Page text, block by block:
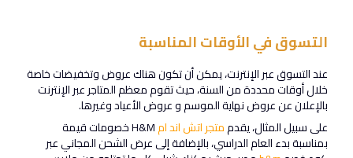
التسوق في الأوقات المناسبة
عند التسوق عبر الإنترنت، يمكن أن تكون هناك عروض وتخفيضات خاصة
خلال أوقات محددة من السنة، حيث تقوم معظم المتاجر عبر الإنترنت
بالإعلان عن عروض نهاية الموسم و عروض الأعياد وغيرها.
على سبيل المثال، يقدممتجر اتش اند ام H&M خصومات قيمة
بمناسبة بدء العام الدراسي، بالإضافة إلى عرض الشحن المجاني عبر